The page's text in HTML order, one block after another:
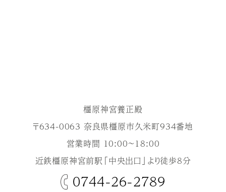
橿原神宮養正殿
〒634-0063 奈良県橿原市久米町934番地
営業時間 10:00～18:00
近鉄橿原神宮前駅「中央出口」より徒歩8分
0744-26-2789